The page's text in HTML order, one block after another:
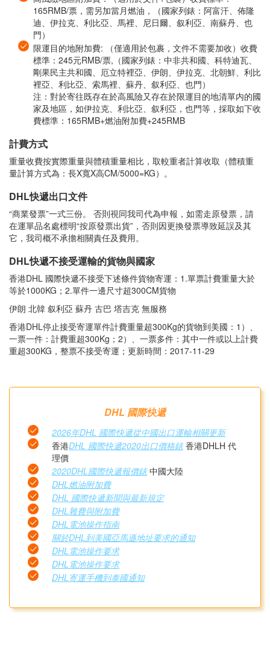
165RMB/票，需另加當月燃油，（國家列錶：阿富汗、佈隆
迪、伊拉克、利比亞、馬裡、尼日爾、叙利亞、南蘇丹、也
門）
限運目的地附加費: （僅適用於包裹，文件不需要加收）收費
標準：245元RMB/票,（國家列錶：中非共和國、科特迪瓦、
剛果民主共和國、厄立特裡亞、伊朗、伊拉克、北朝鮮、利比
裡亞、利比亞、索馬裡、蘇丹、叙利亞、也門）
注：對於寄往既存在於高風險又存在於限運目的地清單内的國
家及地區，如伊拉克、利比亞、叙利亞，也門等，採取如下收
費標準：165RMB+燃油附加費+245RMB
計費方式
重量收費按實際重量與體積重量相比，取較重者計算收取（體積重
量計算方式為：長X寬X高CM/5000=KG）。
DHL快遞出口文件
“商業發票”一式三份。 否則視同我司代為申報，如需走原發票，請
在運單品名處標明“按原發票出貨”，否則因更換發票導致延誤及其
它，我司概不承擔相關責任及費用。
DHL快遞不接受運輸的貨物與國家
香港DHL 國際快遞不接受下述條件貨物寄運：1.單票計費重量大於
等於1000KG；2.單件一邊尺寸超300CM貨物
伊朗 北韓 叙利亞 蘇丹 古巴 塔吉克 無服務
香港DHL停止接受寄運單件計費重量超300Kg的貨物到美國：1）、
一票一件：計費重超300Kg；2）、一票多件：其中一件或以上計費
重超300KG，整票不接受寄運；更新時間：2017-11-29
DHL 國際快遞
2026年DHL 國際快遞從中國出口運輸相關更新
香港DHL 國際快遞2020出口價格錶香港DHLH 代
理價
2020DHL國際快遞報價錶中國大陸
DHL燃油附加費
DHL 國際快遞新聞與最新規定
DHL雜費與附加費
DHL電池操作指南
關於DHL到美國亞馬遜地址要求的通知
DHL電池操作要求
DHL電池操作要求
DHL寄運手機到泰國通知